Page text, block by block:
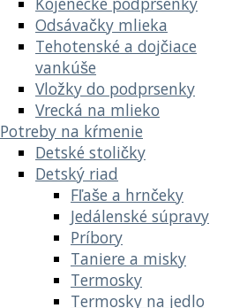
Odsávačky mlieka
Tehotenské a dojčiace
vankúše
Vložky do podprsenky
Vrecká na mlieko
Potreby na kŕmenie
Detské stoličky
Detský riad
Fľaše a hrnčeky
Jedálenské súpravy
Príbory
Taniere a misky
Termosky
Termosky na jedlo